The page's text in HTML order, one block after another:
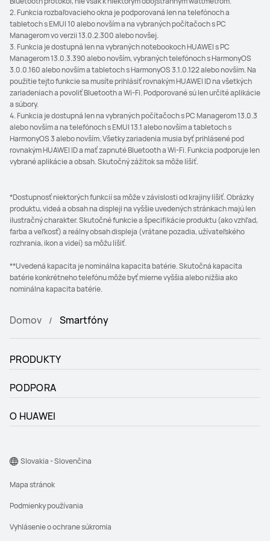
2. Funkcia rozbaľovacieho okna je podporovaná len na telefónoch a
tabletoch s EMUI 10 alebo novším a na vybraných počítačoch s PC
Managerom vo verzii 13.0.2.300 alebo novšej.
3. Funkcia je dostupná len na vybraných notebookoch HUAWEI s PC
Managerom 13.0.3.390 alebo novším, vybraných telefónoch s HarmonyOS
3.0.0.160 alebo novším a tabletoch s HarmonyOS 3.1.0.122 alebo novším. Na
použitie tejto funkcie sa musíte prihlásiť rovnakým HUAWEI ID na všetkých
zariadeniach a povoliť Bluetooth a Wi-Fi. Podporované sú len určité aplikácie
a súbory.
4. Funkcia je dostupná len na vybraných počítačoch s PC Managerom 13.0.3
alebo novším a na telefónoch s EMUI 13.1 alebo novším a tabletoch s
HarmonyOS 3 alebo novším. Všetky zariadenia musia byť prihlásené pod
rovnakým HUAWEI ID a mať zapnuté Bluetooth a Wi-Fi. Funkcia podporuje len
vybrané aplikácie a obsah. Skutočný zážitok sa môže líšiť.
*Dostupnosť niektorých funkcií sa môže v závislosti od krajiny líšiť. Obrázky
produktu, videá a obsah na displeji na vyššie uvedených stránkach majú len
ilustračný charakter. Skutočné funkcie a špecifikácie produktu (ako vzhľad,
farba a veľkosť) a reálny obsah displeja (vrátane pozadia, užívateľského
rozhrania, ikon a videí) sa môžu líšiť.
**Uvedená kapacita je nominálna kapacita batérie. Skutočná kapacita
batérie konkrétneho telefónu môže byť mierne vyššia alebo nižšia ako
nominálna kapacita batérie.
Domov Smartfóny
PRODUKTY
PODPORA
O HUAWEI
Mapa stránok
Podmienky používania
Vyhlásenie o ochrane súkromia
Slovakia - Slovenčina